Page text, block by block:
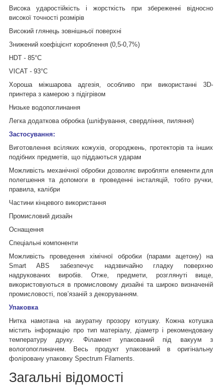
Висока ударостійкість і жорсткість при збереженні відносно
високої точності розмірів
Високий глянець зовнішньої поверхні
Знижений коефіцієнт короблення (0,5-0,7%)
HDT - 85°C
VICAT - 93°C
Хороша міжшарова адгезія, особливо при використанні 3D-
принтера з камерою з підігрівом
Низьке водопоглинання
Легка додаткова обробка (шліфування, свердління, пиляння)
Застосування:
Виготовлення всіляких кожухів, огороджень, протекторів та інших
подібних предметів, що піддаються ударам
Можливість механічної обробки дозволяє виробляти елементи для
полегшення та допомоги в проведенні інсталяцій, тобто ручки,
правила, калібри
Частини кінцевого використання
Промисловий дизайн
Оснащення
Спеціальні компоненти
Можливість проведення хімічної обробки (парами ацетону) на
Smart ABS забезпечує надзвичайно гладку поверхню
надрукованих виробів. Отже, предмети, розглянуті вище,
використовуються в промисловому дизайні та широко визначеній
промисловості, пов’язаній з декоруванням.
Упаковка
Нитка намотана на акуратну прозору котушку. Кожна котушка
містить інформацію про тип матеріалу, діаметр і рекомендовану
температуру друку. Філамент упакований під вакуум з
вологопоглиначем. Весь продукт упакований в оригінальну
фоліровану упаковку Spectrum Filaments.
Загальні відомості